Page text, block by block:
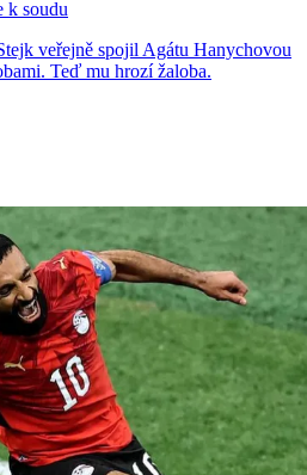
k soudu
veřejně spojil Agátu Hanychovou
Teď mu hrozí žaloba.